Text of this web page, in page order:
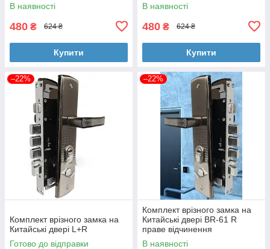
В наявності
480 ₴ 624 ₴
Купити
В наявності
480 ₴ 624 ₴
Купити
–22%
Комплект врізного замка на
Китайські двері L+R
Готово до відправки
–22%
Комплект врізного замка на
Китайські двері BR-61 R
праве відчинення
В наявності